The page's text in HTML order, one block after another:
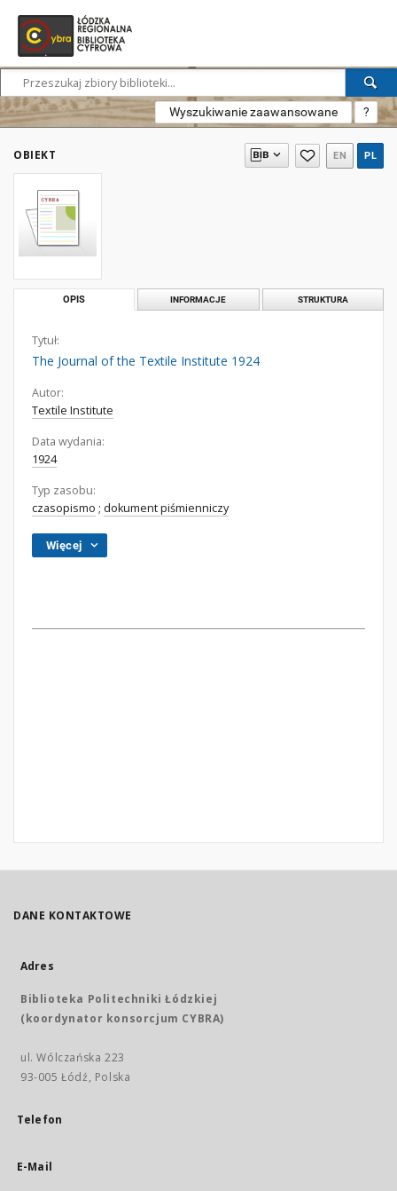
Wyszukiwanie zaawansowane ?
OBIEKT EN PL
OPIS INFORMACJE STRUKTURA
Tytuł:
The Journal of the Textile Institute 1924
Autor:
Textile Institute
Data wydania:
1924
Typ zasobu:
czasopismo ; dokument piśmienniczy
Więcej
DANE KONTAKTOWE
Adres
Biblioteka Politechniki Łódzkiej
(koordynator konsorcjum CYBRA)
ul. Wólczańska 223
93-005 Łódź, Polska
Telefon
E-Mail